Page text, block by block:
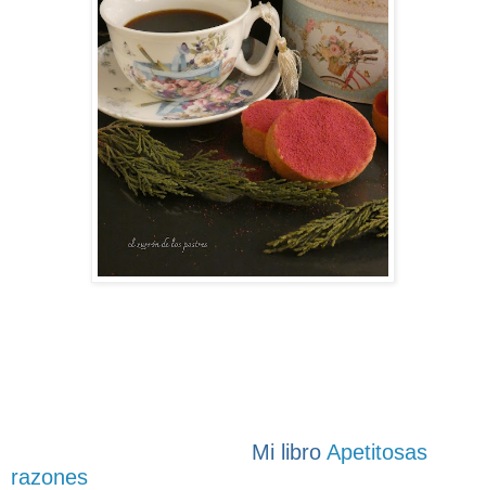
Mi libro Apetitosas
razones